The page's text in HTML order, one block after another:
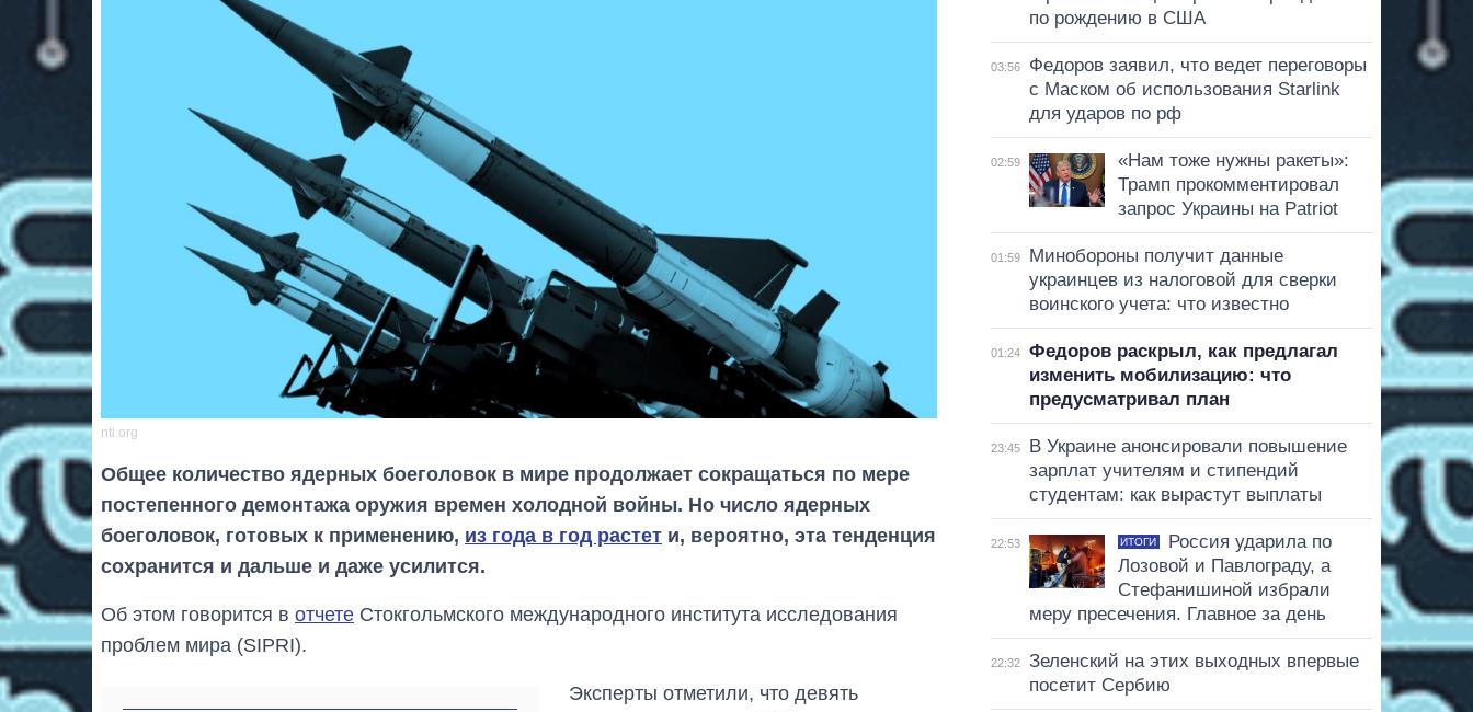
nti.org
Общее количество ядерных боеголовок в мире продолжает сокращаться по мере
постепенного демонтажа оружия времен холодной войны. Но число ядерных
боеголовок, готовых к применению, из года в год растет и, вероятно, эта тенденция
сохранится и дальше и даже усилится.
Об этом говорится в отчете Стокгольмского международного института исследования
проблем мира (SIPRI).
Эксперты отметили, что девять
по рождению в США
03:56
Федоров заявил, что ведет переговоры
с Маском об использования Starlink
для ударов по рф
02:59
«Нам тоже нужны ракеты»:
Трамп прокомментировал
запрос Украины на Patriot
01:59
Минобороны получит данные
украинцев из налоговой для сверки
воинского учета: что известно
01:24
Федоров раскрыл, как предлагал
изменить мобилизацию: что
предусматривал план
23:45
В Украине анонсировали повышение
зарплат учителям и стипендий
студентам: как вырастут выплаты
22:53 ИТОГИ
Россия ударила по
Лозовой и Павлограду, а
Стефанишиной избрали
меру пресечения. Главное за день
22:32
Зеленский на этих выходных впервые
посетит Сербию